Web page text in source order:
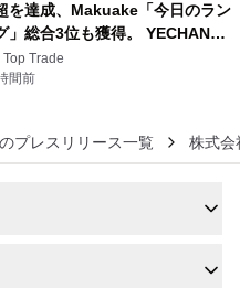
を達成、Makuake「今日のラン
」総合3位も獲得。 YECHAN音
ギングボウル第2弾の大型サイ
・2XL・3XL）を先行販売中
Trade
間前
プレスリリース一覧 株式会